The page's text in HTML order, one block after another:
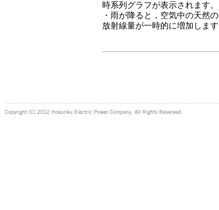
時系列グラフが表示されます。
・雨が降ると，空気中の天然
放射線量が一時的に増加しま